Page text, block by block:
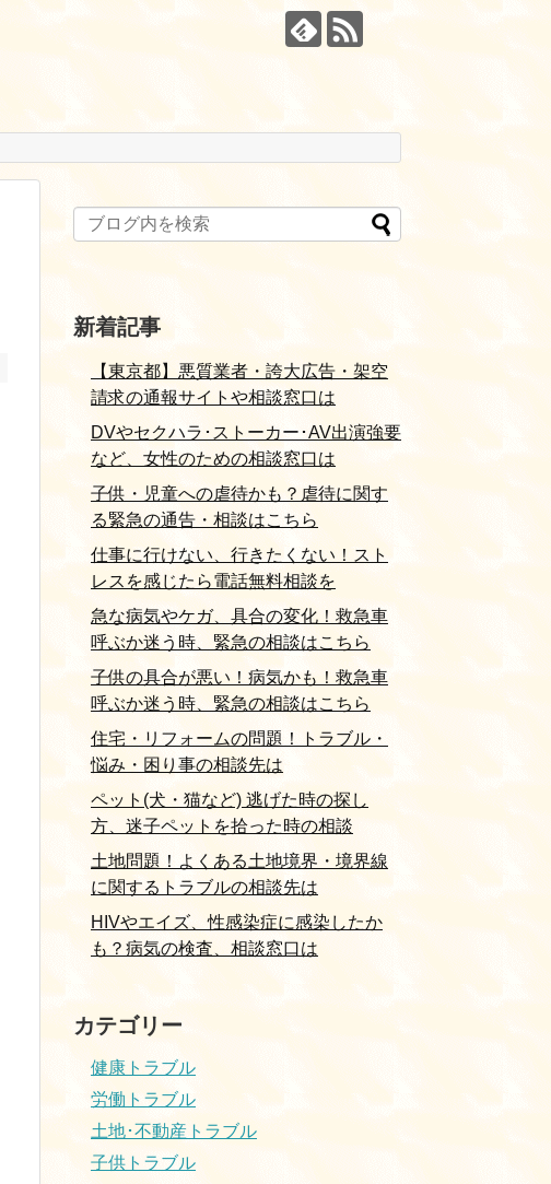
新着記事
【東京都】悪質業者・誇大広告・架空
請求の通報サイトや相談窓口は
DVやセクハラ･ストーカー･AV出演強要
など、女性のための相談窓口は
子供・児童への虐待かも？虐待に関す
る緊急の通告・相談はこちら
仕事に行けない、行きたくない！スト
レスを感じたら電話無料相談を
急な病気やケガ、具合の変化！救急車
呼ぶか迷う時、緊急の相談はこちら
子供の具合が悪い！病気かも！救急車
呼ぶか迷う時、緊急の相談はこちら
住宅・リフォームの問題！トラブル・
悩み・困り事の相談先は
ペット(犬・猫など) 逃げた時の探し
方、迷子ペットを拾った時の相談
土地問題！よくある土地境界・境界線
に関するトラブルの相談先は
HIVやエイズ、性感染症に感染したか
も？病気の検査、相談窓口は
カテゴリー
健康トラブル
労働トラブル
土地･不動産トラブル
子供トラブル